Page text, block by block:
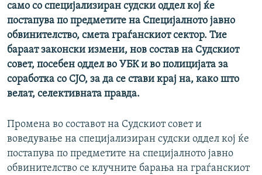
само со специјализиран судски оддел кој ќе
постапува по предметите на Специјалното јавно
обвинителство, смета граѓанскиот сектор. Тие
бараат законски измени, нов состав на Судскиот
совет, посебен оддел во УБК и во полицијата за
соработка со СЈО, за да се стави крај на, како што
велат, селективната правда.
Промена во составот на Судскиот совет и
воведување на специјализиран судски оддел кој ќе
постапува по предметите на специјалното јавно
обвинителство се клучните барања на граѓанскиот